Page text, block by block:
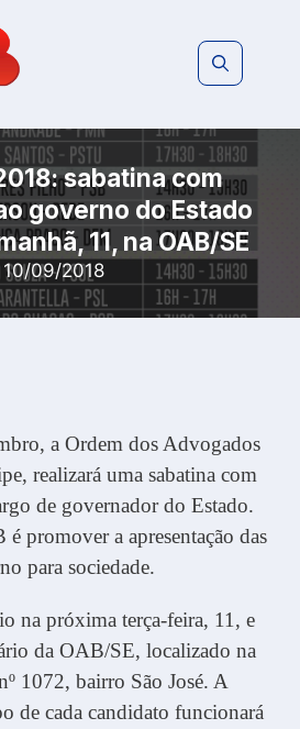
sabatina com
governo do Estado
11, na OAB/SE
10/09/2018
a Ordem dos Advogados
realizará uma sabatina com
de governador do Estado.
promover a apresentação das
para sociedade.
na próxima terça-feira, 11, e
da OAB/SE, localizado na
1072, bairro São José. A
de cada candidato funcionará